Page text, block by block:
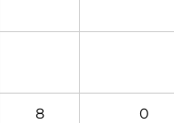
8 0